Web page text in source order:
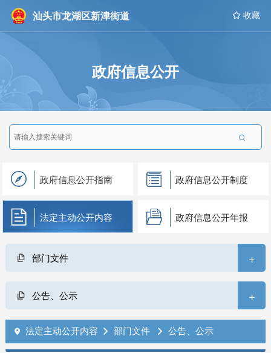
汕头市龙湖区新津街道  收藏
政府信息公开

政府信息公开指南 政府信息公开制度
法定主动公开内容 政府信息公开年报
部门文件 +
公告、公示 +
 法定主动公开内容  部门文件  公告、公示